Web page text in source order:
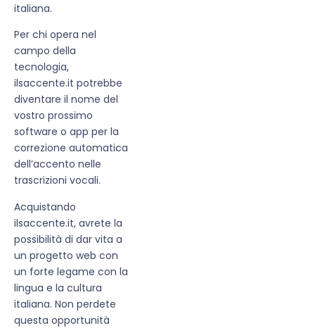
italiana.
Per chi opera nel
campo della
tecnologia,
ilsaccente.it potrebbe
diventare il nome del
vostro prossimo
software o app per la
correzione automatica
dell’accento nelle
trascrizioni vocali.
Acquistando
ilsaccente.it, avrete la
possibilità di dar vita a
un progetto web con
un forte legame con la
lingua e la cultura
italiana. Non perdete
questa opportunità